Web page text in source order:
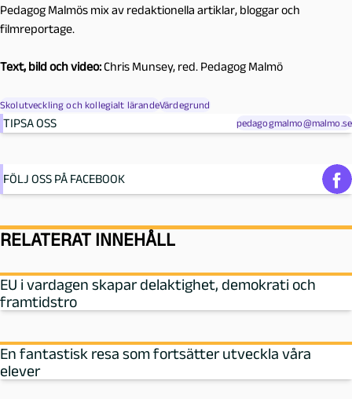
Pedagog Malmös mix av redaktionella artiklar, bloggar och
filmreportage.
Text, bild och video:Chris Munsey, red. Pedagog Malmö
Skolutveckling och kollegialt lärandeVärdegrund
TIPSA OSS pedagogmalmo@malmo.se
FÖLJ OSS PÅ FACEBOOK
RELATERAT INNEHÅLL
EU i vardagen skapar delaktighet, demokrati och
framtidstro
En fantastisk resa som fortsätter utveckla våra
elever